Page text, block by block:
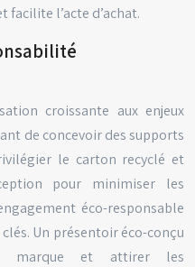
facilite l’acte d’achat.
croissante aux enjeux
de concevoir des supports
le carton recyclé et
pour minimiser les
éco-responsable
Un présentoir éco-conçu
marque et attirer les